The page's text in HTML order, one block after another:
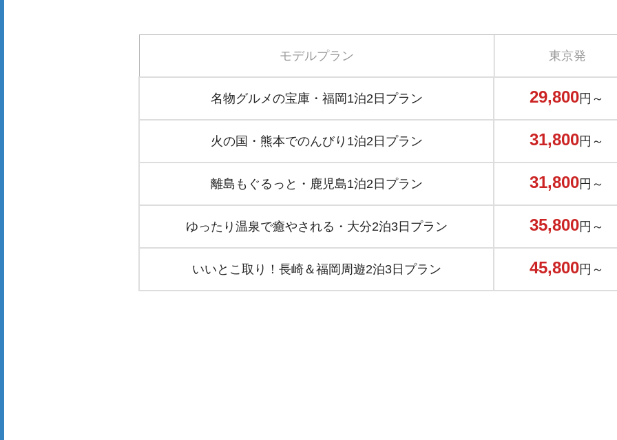
モデルプラン 東京発
名物グルメの宝庫・福岡1泊2日プラン 29,800円～
火の国・熊本でのんびり1泊2日プラン 31,800円～
離島もぐるっと・鹿児島1泊2日プラン 31,800円～
ゆったり温泉で癒やされる・大分2泊3日プラン 35,800円～
いいとこ取り！長崎＆福岡周遊2泊3日プラン 45,800円～